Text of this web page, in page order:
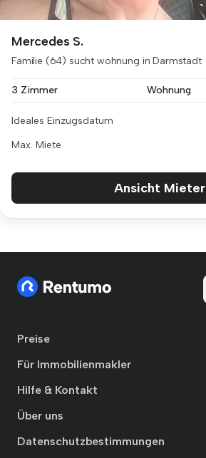
Mercedes S.
Familie (64) sucht wohnung in Darmstadt
3 Zimmer Wohnung
Ideales Einzugsdatum
Max. Miete
Ansicht Mieter
Preise
Für Immobilienmakler
Hilfe & Kontakt
Über uns
Datenschutzbestimmungen